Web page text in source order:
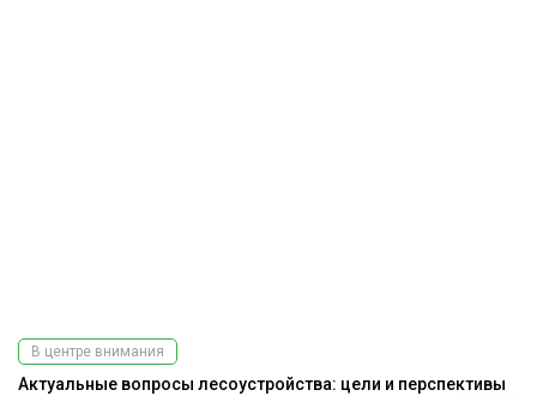
В центре внимания
Актуальные вопросы лесоустройства: цели и перспективы